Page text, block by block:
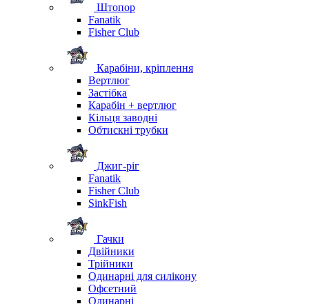
Штопор
Fanatik
Fisher Club
Карабіни, кріплення
Вертлюг
Застібка
Карабін + вертлюг
Кільця заводні
Обтискні трубки
Джиг-ріг
Fanatik
Fisher Club
SinkFish
Гачки
Двійники
Трійники
Одинарні для силікону
Офсетний
Одинарні